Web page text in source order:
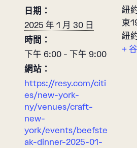
日期：
2025 年 1 月 30 日
時間：
下午 6:00 - 下午 9:00
網站：
https://resy.com/citi
es/new-york-
ny/venues/craft-
new-
york/events/beefste
ak-dinner-2025-01-
紐
東
紐
+